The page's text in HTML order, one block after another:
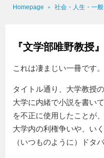
Homepage 社会・人生・一般
『文学部唯野教授』
これは凄まじい一冊です。
タイトル通り、大学教授
大学に内緒で小説を書い
を不正に使用したことが
大学内の利権争いや、い
（いつものように）ドタ